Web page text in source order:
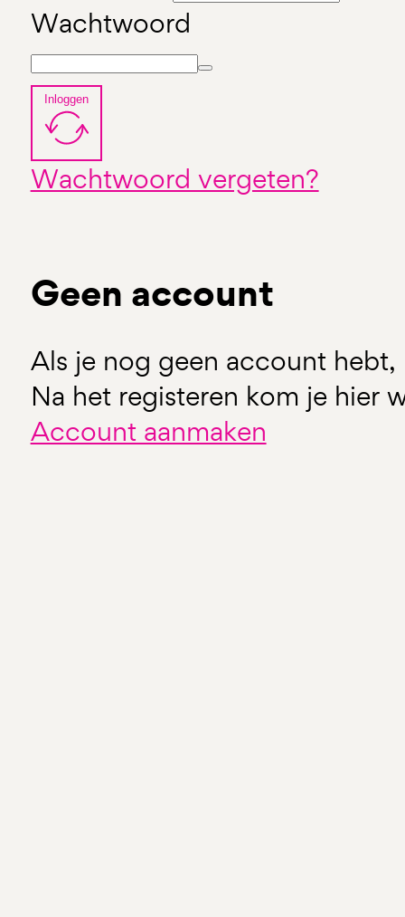
Wachtwoord
Inloggen
Wachtwoord vergeten?
Geen account
Als je nog geen account hebt,
Na het registeren kom je hier
Account aanmaken